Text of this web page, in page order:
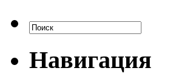
Навигация